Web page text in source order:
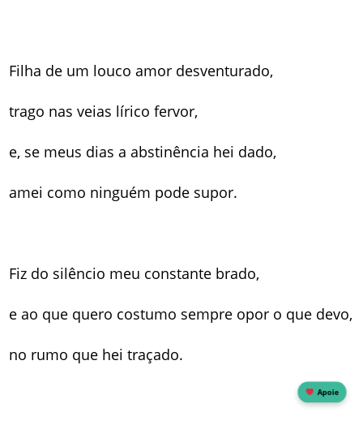
Filha de um louco amor desventurado,
trago nas veias lírico fervor,
e, se meus dias a abstinência hei dado,
amei como ninguém pode supor.
Fiz do silêncio meu constante brado,
e ao que quero costumo sempre opor o que devo,
no rumo que hei traçado.
Apoie